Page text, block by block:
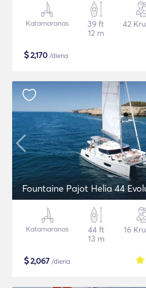
Katamaranas
39 ft
12 m
42
$2,170 /diena
Fountaine Pajot Helia 44
Katamaranas
44 ft
13 m
16
$2,067 /diena